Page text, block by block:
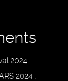
2024
2024 :